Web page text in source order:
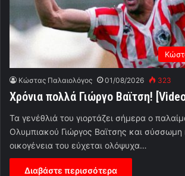
Κώστας Παλαιολόγος 01/08/2026 323
Χρόνια πολλά Γιώργο Βαϊτση!
Τα γενέθλιά του γιορτάζει σήμερα ο
Ολυμπιακού Γιώργος Βαϊτσης και
οικογένεια του εύχεται ολόψυχα…
Διαβάστε περισσότερα